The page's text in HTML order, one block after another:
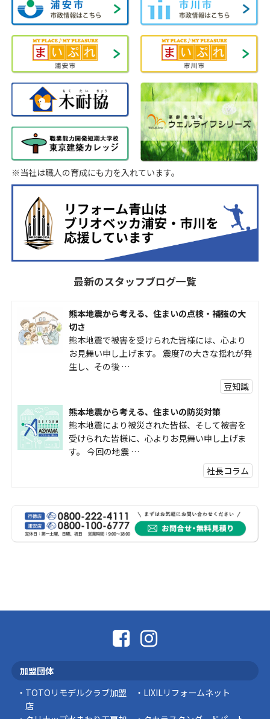
※当社は職人の育成にも力を入れています。
最新のスタッフブログ一覧
熊本地震から考える、住まいの点検・補強の大
切さ
熊本地震で被害を受けられた皆様には、心より
お見舞い申し上げます。 震度7の大きな揺れが発
生し、その後 …
豆知識
熊本地震から考える、住まいの防災対策
熊本地震により被災された皆様、そして被害を
受けられた皆様に、心よりお見舞い申し上げま
す。 今回の地震 …
社長コラム
外壁の色あせやひび割れが気になり始めると、
「そろそろ塗り替えが必要かな？」 「訪問営業
に勧められた …
中にインターホンが鳴っていた… 宅配便を受 …
加盟団体
TOTOリモデルクラブ加盟
店
LIXILリフォームネット